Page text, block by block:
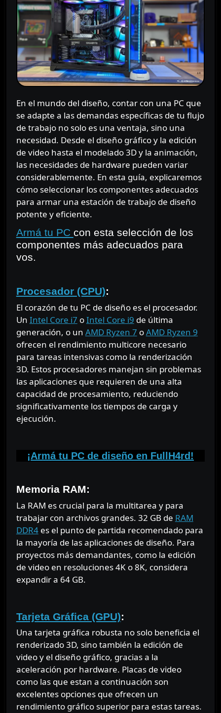
En el mundo del diseño, contar con una PC que
se adapte a las demandas específicas de tu flujo
de trabajo no solo es una ventaja, sino una
necesidad. Desde el diseño gráfico y la edición
de video hasta el modelado 3D y la animación,
las necesidades de hardware pueden variar
considerablemente. En esta guía, explicaremos
cómo seleccionar los componentes adecuados
para armar una estación de trabajo de diseño
potente y eficiente.
Armá tu PC con esta selección de los
componentes más adecuados para
vos.
Procesador (CPU):
El corazón de tu PC de diseño es el procesador.
Un Intel Core i7 oIntel Core i9 de última
generación, o un AMD Ryzen 7 oAMD Ryzen 9
ofrecen el rendimiento multicore necesario
para tareas intensivas como la renderización
3D. Estos procesadores manejan sin problemas
las aplicaciones que requieren de una alta
capacidad de procesamiento, reduciendo
significativamente los tiempos de carga y
ejecución.
¡Armá tu PC de diseño en FullH4rd!
Memoria RAM:
La RAM es crucial para la multitarea y para
trabajar con archivos grandes. 32 GB de RAM
DDR4es el punto de partida recomendado para
la mayoría de las aplicaciones de diseño. Para
proyectos más demandantes, como la edición
de video en resoluciones 4K o 8K, considera
expandir a 64 GB.
Tarjeta Gráfica (GPU):
Una tarjeta gráfica robusta no solo beneficia el
renderizado 3D, sino también la edición de
video y el diseño gráfico, gracias a la
aceleración por hardware. Placas de video
como las que estan a continuación son
excelentes opciones que ofrecen un
rendimiento gráfico superior para estas tareas.